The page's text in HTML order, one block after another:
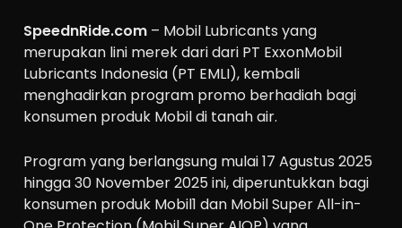
SpeednRide.com – Mobil Lubricants yang
merupakan lini merek dari dari PT ExxonMobil
Lubricants Indonesia (PT EMLI), kembali
menghadirkan program promo berhadiah bagi
konsumen produk Mobil di tanah air.
Program yang berlangsung mulai 17 Agustus 2025
hingga 30 November 2025 ini, diperuntukkan bagi
konsumen produk Mobil1 dan Mobil Super All-in-